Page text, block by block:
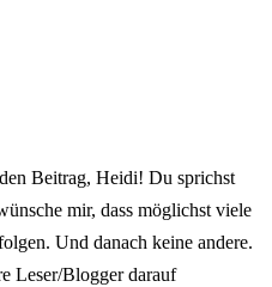
Beitrag, Heidi! Du sprichst
mir, dass möglichst viele
Und danach keine andere.
Leser/Blogger darauf